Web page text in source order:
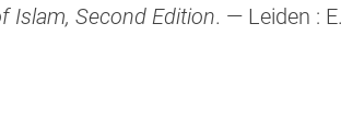
Islam, Second Edition. — Leiden :